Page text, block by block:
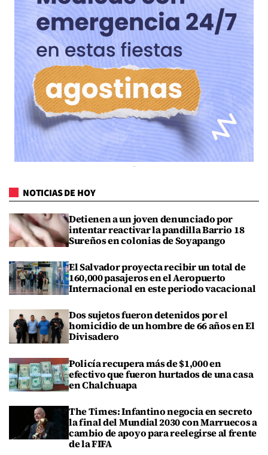
NOTICIAS DE HOY
Detienen a un joven denunciado por
intentar reactivar la pandilla Barrio 18
Sureños en colonias de Soyapango
El Salvador proyecta recibir un total de
160,000 pasajeros en el Aeropuerto
Internacional en este periodo vacacional
Dos sujetos fueron detenidos por el
homicidio de un hombre de 66 años en El
Divisadero
Policía recupera más de $1,000 en
efectivo que fueron hurtados de una casa
en Chalchuapa
The Times: Infantino negocia en secreto
la final del Mundial 2030 con Marruecos a
cambio de apoyo para reelegirse al frente
de la FIFA